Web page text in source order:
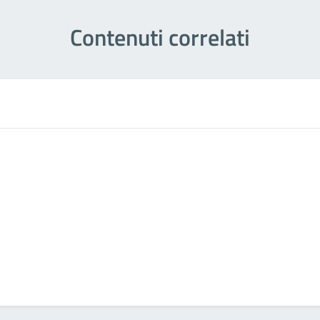
Contenuti correlati